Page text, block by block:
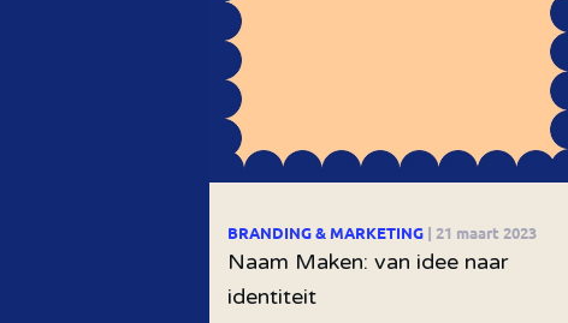
BRANDING & MARKETING | 21 maart 2023
Naam Maken: van idee naar
identiteit